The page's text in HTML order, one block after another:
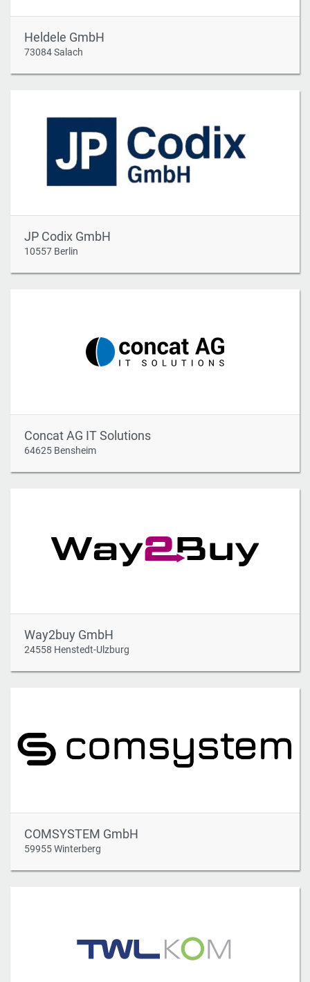
Heldele GmbH
73084 Salach
JP Codix GmbH
10557 Berlin
Concat AG IT Solutions
64625 Bensheim
Way2buy GmbH
24558 Henstedt-Ulzburg
COMSYSTEM GmbH
59955 Winterberg